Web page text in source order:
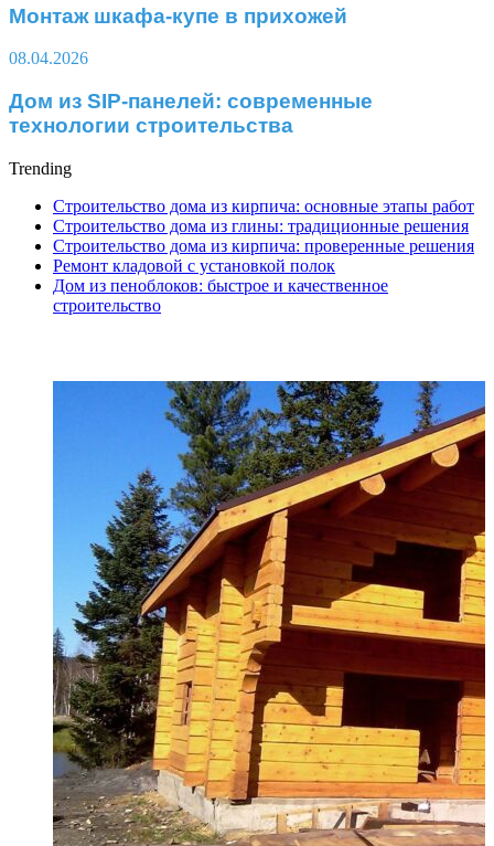
Монтаж шкафа-купе в прихожей
08.04.2026
Дом из SIP-панелей: современные
технологии строительства
Trending
Строительство дома из кирпича: основные этапы работ
Строительство дома из глины: традиционные решения
Строительство дома из кирпича: проверенные решения
Ремонт кладовой с установкой полок
Дом из пеноблоков: быстрое и качественное
строительство